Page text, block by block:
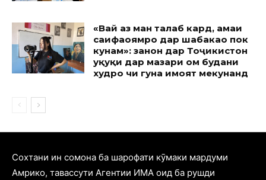
«Вай аз ман талаб кард, ҳамаи
саҳифаҳоямро дар шабакаҳо пок
кунам»: занон дар Тоҷикистон
ҳуқуқи дар мазҳари ом будани
худро чи гуна ҳимоят мекунанд
Cохтани ин сомона ба шарофати кӯмаки мардуми
Амрико, тавассути Агентии ИМА оид ба рушди